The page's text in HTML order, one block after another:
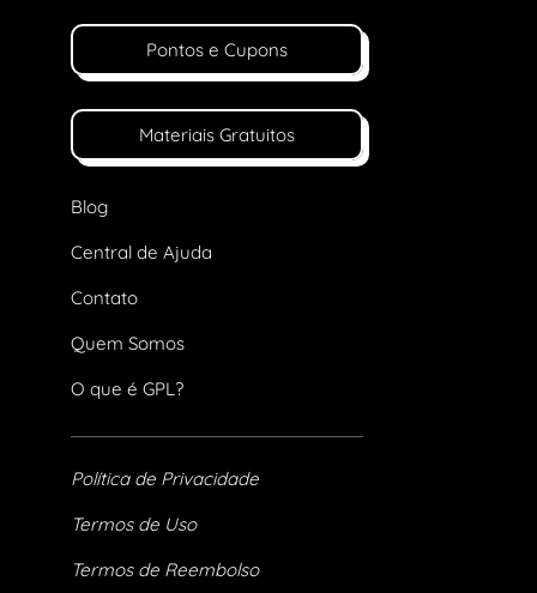
Pontos e Cupons
Materiais Gratuitos
Blog
Central de Ajuda
Contato
Quem Somos
O que é GPL?
Política de Privacidade
Termos de Uso
Termos de Reembolso